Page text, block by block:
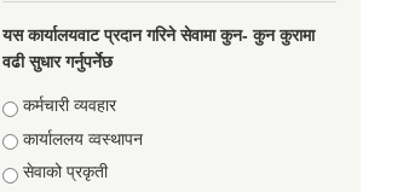
यस कार्यालयवाट प्रदान गरिने सेवामा कुन- कुन कुरामा
वढी सुधार गर्नुपर्नेछ
Choices
कर्मचारी व्यवहार
कार्याललय व्वस्थापन
सेवाको प्रकृती